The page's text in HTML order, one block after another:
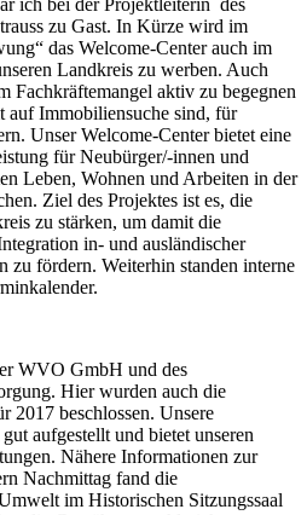
ich bei der Projektleiterin des
zu Gast. In Kürze wird im
das Welcome-Center auch im
Landkreis zu werben. Auch
Fachkräftemangel aktiv zu begegnen
auf Immobiliensuche sind, für
Unser Welcome-Center bietet eine
für Neubürger/-innen und
Leben, Wohnen und Arbeiten in der
Ziel des Projektes ist es, die
zu stärken, um damit die
in- und ausländischer
zu fördern. Weiterhin standen interne
WVO GmbH und des
Hier wurden auch die
2017 beschlossen. Unsere
aufgestellt und bietet unseren
Nähere Informationen zur
Nachmittag fand die
im Historischen Sitzungssaal